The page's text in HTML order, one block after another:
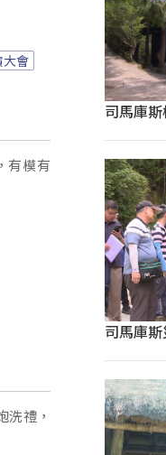
大會
有模有
洗禮，
司馬庫
司馬庫